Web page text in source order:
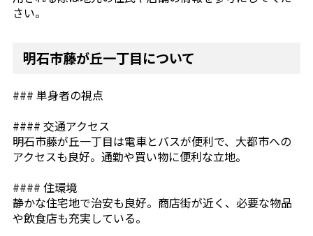
さい。
明石市藤が丘一丁目について
### 単身者の視点
#### 交通アクセス
明石市藤が丘一丁目は電車とバスが便利で、大都市への
アクセスも良好。通勤や買い物に便利な立地。
#### 住環境
静かな住宅地で治安も良好。商店街が近く、必要な物品
や飲食店も充実している。